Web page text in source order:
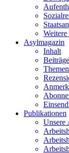
Weitere
Asylmagazin
Inhalt
Beiträge
Publikationen
Unsere